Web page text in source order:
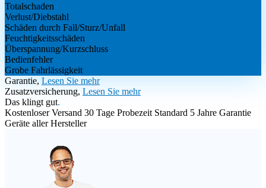
Totalschaden
Verlust/Diebstahl
Schäden durch Fall/Sturz/Unfall
Feuchtigkeitsschäden
Überspannung/Kurzschluss
Bedienfehler
Grobe Fahrlässigkeit
Garantie, Lesen Sie mehr
Zusatzversicherung, Lesen Sie mehr
Das klingt gut.
Kostenloser Versand 30 Tage Probezeit Standard 5 Jahre Garantie
Geräte aller Hersteller